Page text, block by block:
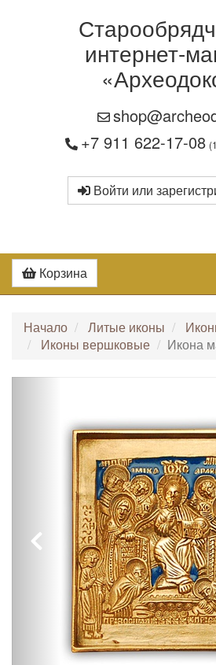
интернет-
+7 911 622-17-08
Войти или
Корзина
Начало Литые иконы
Иконы вершковые
Икона